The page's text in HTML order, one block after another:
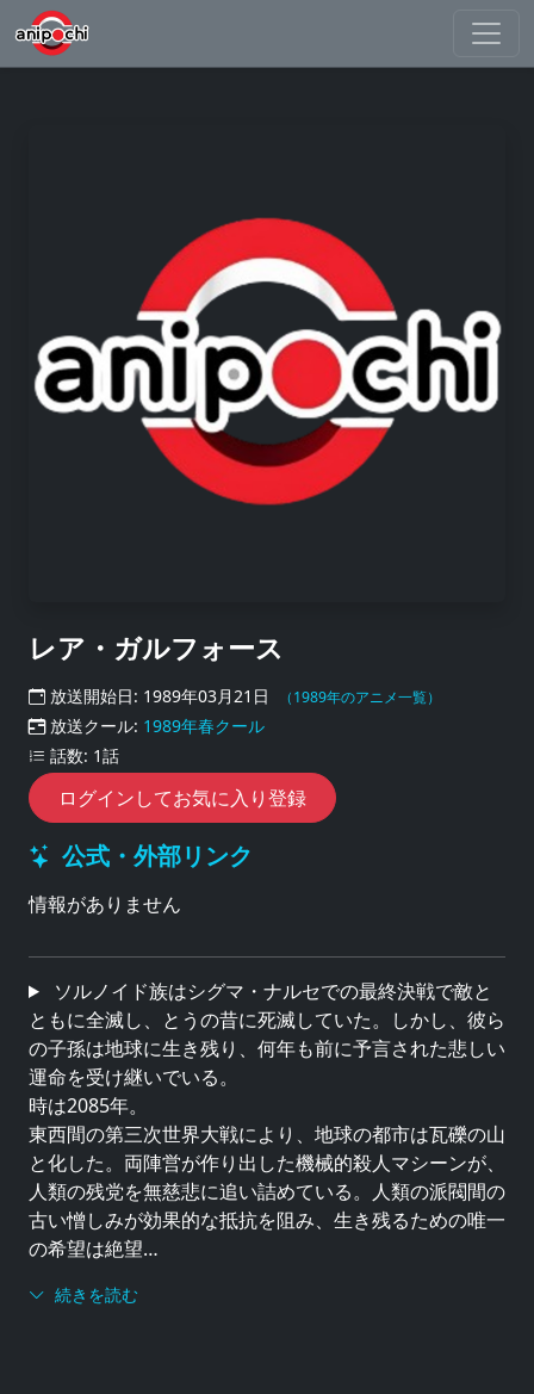
レア・ガルフォース
放送開始日: 1989年03月21日 （1989年のアニメ一覧）
放送クール: 1989年春クール
話数: 1話
ログインしてお気に入り登録
公式・外部リンク
情報がありません
ソルノイド族はシグマ・ナルセでの最終決戦で敵と
ともに全滅し、とうの昔に死滅していた。しかし、彼ら
の子孫は地球に生き残り、何年も前に予言された悲しい
運命を受け継いでいる。
時は2085年。
東西間の第三次世界大戦により、地球の都市は瓦礫の山
と化した。両陣営が作り出した機械的殺人マシーンが、
人類の残党を無慈悲に追い詰めている。人類の派閥間の
古い憎しみが効果的な抵抗を阻み、生き残るための唯一
の希望は絶望…
続きを読む